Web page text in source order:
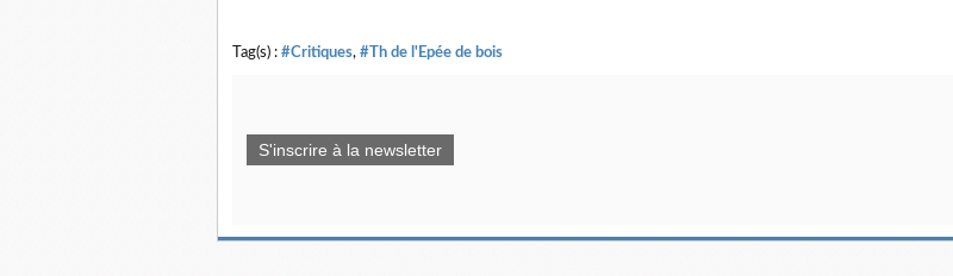
Tag(s) : #Critiques, #Th de l'Epée de bois
S'inscrire à la newsletter